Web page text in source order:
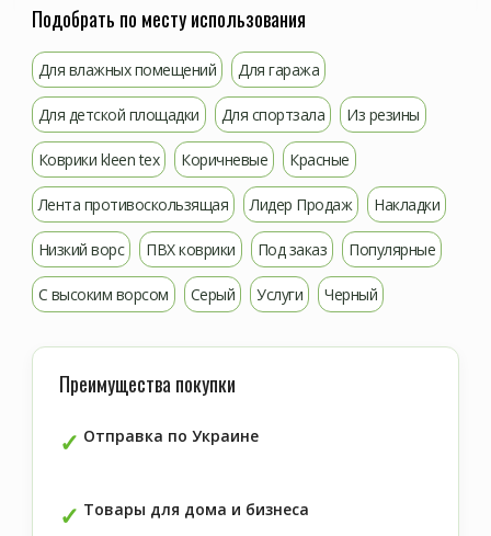
Подобрать по месту использования
Для влажных помещений Для гаража
Для детской площадки Для спортзала Из резины
Коврики kleen tex Коричневые Красные
Лента противоскользящая Лидер Продаж Накладки
Низкий ворс ПВХ коврики Под заказ Популярные
С высоким ворсом Серый Услуги Черный
Преимущества покупки
Отправка по Украине
Товары для дома и бизнеса